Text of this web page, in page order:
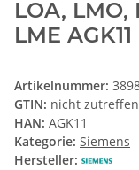
LOA, LMO,
LME AGK11
Artikelnummer:
GTIN: nicht
HAN: AGK11
Kategorie: Siemens
Hersteller: